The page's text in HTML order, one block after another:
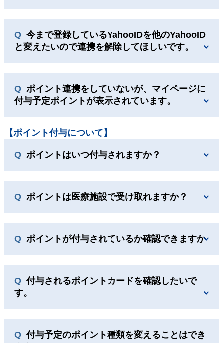
今まで登録しているYahooIDを他のYahooID
と変えたいので連携を解除してほしいです。
ポイント連携をしていないが、マイページに
付与予定ポイントが表示されています。
【ポイント付与について】
ポイントはいつ付与されますか？
ポイントは医療施設で受け取れますか？
ポイントが付与されているか確認できますか
付与されるポイントカードを確認したいで
す。
付与予定のポイント種類を変えることはでき